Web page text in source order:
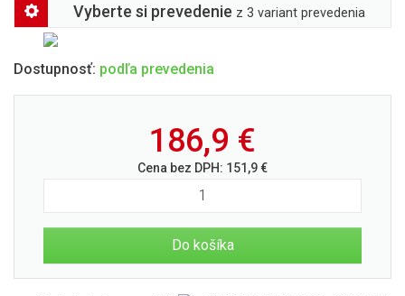
Vyberte si prevedenie z 3 variant prevedenia
Dostupnosť: podľa prevedenia
186,9 €
Cena bez DPH: 151,9€
Do košíka